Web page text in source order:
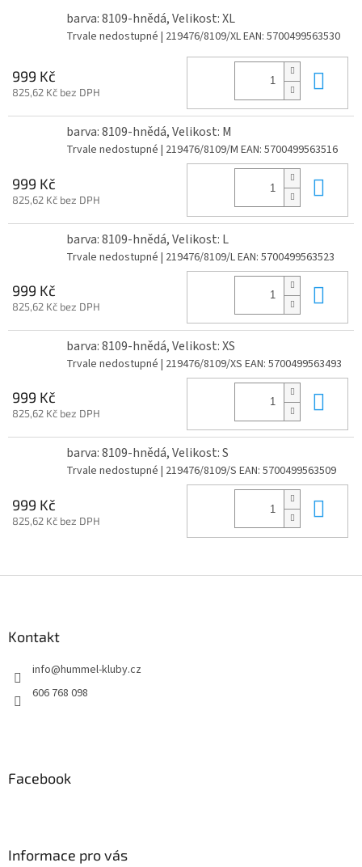
barva: 8109-hnědá, Velikost: XL
Trvale nedostupné | 219476/8109/XLEAN: 5700499563530
999 Kč
825,62 Kč bez DPH
barva: 8109-hnědá, Velikost: M
Trvale nedostupné | 219476/8109/M EAN: 5700499563516
999 Kč
825,62 Kč bez DPH
barva: 8109-hnědá, Velikost: L
Trvale nedostupné | 219476/8109/LEAN: 5700499563523
999 Kč
825,62 Kč bez DPH
barva: 8109-hnědá, Velikost: XS
Trvale nedostupné | 219476/8109/XS EAN: 5700499563493
999 Kč
825,62 Kč bez DPH
barva: 8109-hnědá, Velikost: S
Trvale nedostupné | 219476/8109/S EAN: 5700499563509
999 Kč
825,62 Kč bez DPH
Kontakt
info@hummel-kluby.cz
606 768 098
Facebook
Informace pro vás